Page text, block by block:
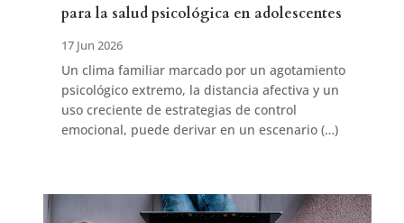
para la salud psicológica en adolescentes
17 Jun 2026
Un clima familiar marcado por un agotamiento
psicológico extremo, la distancia afectiva y un
uso creciente de estrategias de control
emocional, puede derivar en un escenario (…)